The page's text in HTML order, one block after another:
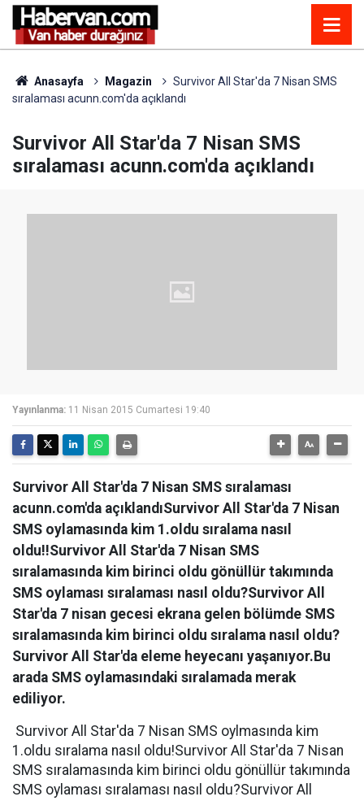
Anasayfa Magazin
Survivor All Star'da 7 Nisan SMS
sıralaması acunn.com'da açıklandı
Survivor All Star'da 7 Nisan SMS
sıralaması acunn.com'da açıklandı
Yayınlanma: 11 Nisan 2015 Cumartesi 19:40
Survivor All Star'da 7 Nisan SMS sıralaması
acunn.com'da açıklandıSurvivor All Star'da 7 Nisan
SMS oylamasında kim 1.oldu sıralama nasıl
oldu!!Survivor All Star'da 7 Nisan SMS
sıralamasında kim birinci oldu gönüllür takımında
SMS oylaması sıralaması nasıl oldu?Survivor All
Star'da 7 nisan gecesi ekrana gelen bölümde SMS
sıralamasında kim birinci oldu sıralama nasıl oldu?
Survivor All Star'da eleme heyecanı yaşanıyor.Bu
arada SMS oylamasındaki sıralamada merak
ediliyor.
Survivor All Star'da 7 Nisan SMS oylmasında kim
1.oldu sıralama nasıl oldu!Survivor All Star'da 7 Nisan
SMS sıralamasında kim birinci oldu gönüllür takımında
SMS oylaması sıralaması nasıl oldu?Survivor All